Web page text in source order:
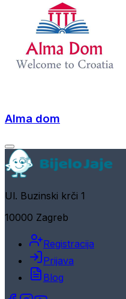
Alma dom
Ul. Buzinski krči 1
10000 Zagreb
Registracija
Prijava
Blog